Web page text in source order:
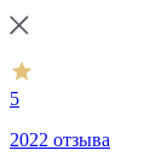
5
2022 отзыва